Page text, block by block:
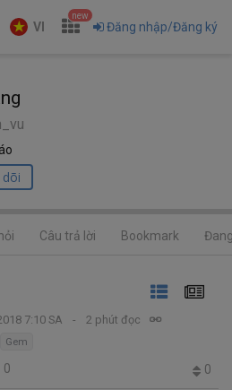
VI
new
Đăng nhập/Đăng ký
Câu trả lời Bookmark
7:10 SA 2 phút đọc
Gem
0 0